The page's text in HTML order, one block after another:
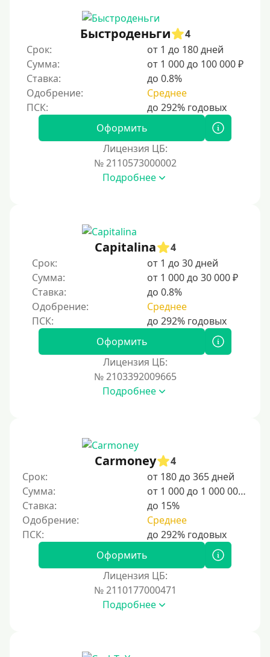
Пенсионерам до 85 лет
Безработным
Даже бомжам
Без указания места работы
Для иностранных граждан
Для иностранных граждан Украины
Для иностранных граждан Казахстана
Для иностранных граждан Кыргызстана
Для иностранных граждан Таджикистана
Для иностранных граждан Узбекистана
Для граждан СНГ
Сумма (рублей)
100 руб
300 руб
2500 руб
3000 руб
4000 руб
5000 руб
7000 руб
Быстроденьги
4
Срок:
от 1 до 180 дней
Сумма:
от 1 000 до 100 000 ₽
Ставка:
до 0.8%
Одобрение:
Среднее
Оформить
Лицензия ЦБ:
№ 2110573000002
Подробнее
Capitalina
4
Срок:
от 1 до 30 дней
Сумма:
от 1 000 до 30 000 ₽
Ставка:
до 0.8%
Одобрение:
Среднее
Оформить
Лицензия ЦБ:
№ 2103392009665
Подробнее
Carmoney
4
Срок:
от 180 до 365 дней
Сумма:
от 1 000 до 1 000 000 ₽
Ставка:
до 15%
Одобрение:
Среднее
Оформить
Лицензия ЦБ:
№ 2110177000471
Подробнее